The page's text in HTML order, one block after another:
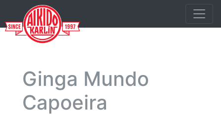
Ginga Mundo
Capoeira